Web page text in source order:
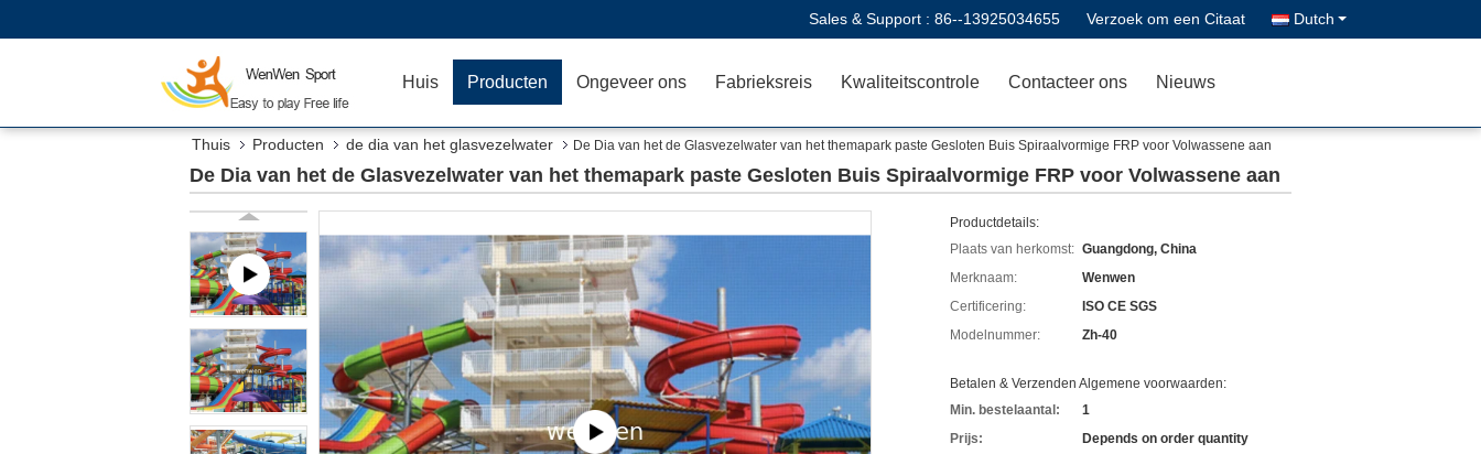
Sales & Support : 86--13925034655 Verzoek om een Citaat Dutch
Huis Producten Ongeveer ons Fabrieksreis Kwaliteitscontrole Contacteer ons Nieuws
Thuis Producten de dia van het glasvezelwater De Dia van het de Glasvezelwater van het themapark paste Gesloten Buis Spiraalvormige FRP voor Volwassene aan
De Dia van het de Glasvezelwater van het themapark paste Gesloten Buis Spiraalvormige FRP voor Volwassene aan
Productdetails:
Plaats van herkomst: Guangdong, China
Merknaam:
Wenwen
Certificering:
ISO CE SGS
Modelnummer:
Zh-40
Betalen & Verzenden Algemene voorwaarden:
Min. bestelaantal:
1
Prijs:
Depends on order quantity